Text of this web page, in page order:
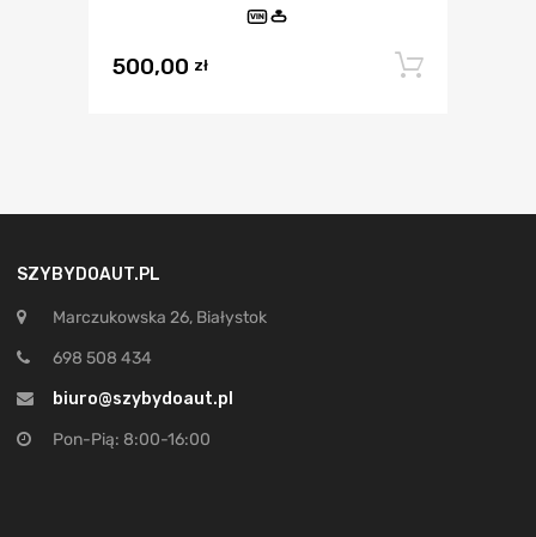
VIN
500,00 zł
SZYBYDOAUT.PL
Marczukowska 26, Białystok
698 508 434
biuro@szybydoaut.pl
Pon-Pią: 8:00-16:00